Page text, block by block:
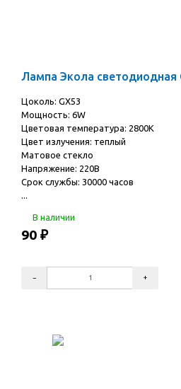
Лампа Экола светодиодная
Цоколь: GX53
Мощность: 6W
Цветовая температура: 2800K
Цвет излучения: теплый
Матовое стекло
Напряжение: 220В
Срок службы: 30000 часов
...
В наличии
90 ₽